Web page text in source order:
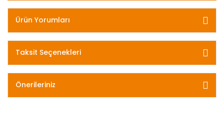
Ürün Yorumları
Taksit Seçenekleri
Önerileriniz